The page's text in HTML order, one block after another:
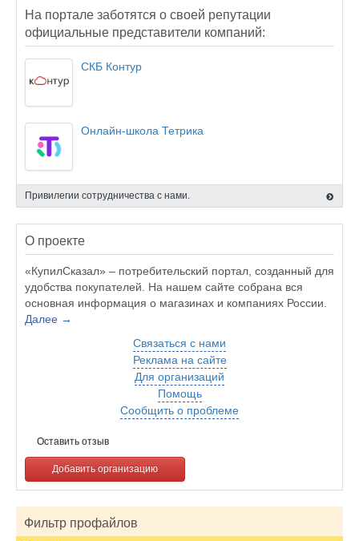
На портале заботятся о своей репутации
официальные представители компаний:
СКБ Контур
Онлайн-школа Тетрика
Привилегии сотрудничества с нами.
О проекте
«КупилСказал» – потребительский портал, созданный для
удобства покупателей. На нашем сайте собрана вся
основная информация о магазинах и компаниях России.
Далее →
Связаться с нами
Реклама на сайте
Для организаций
Помощь
Сообщить о проблеме
Оставить отзыв
Добавить организацию
Фильтр профайлов